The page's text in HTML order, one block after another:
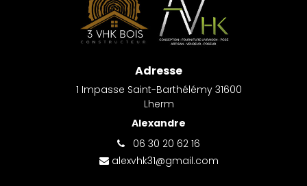
Adresse
1 Impasse Saint-Barthélémy 31600
Lherm
Alexandre
06 30 20 62 16
alexvhk31@gmail.com